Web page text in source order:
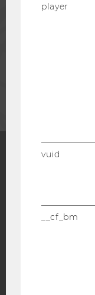
PRESSE
player
vuid
__cf_bm